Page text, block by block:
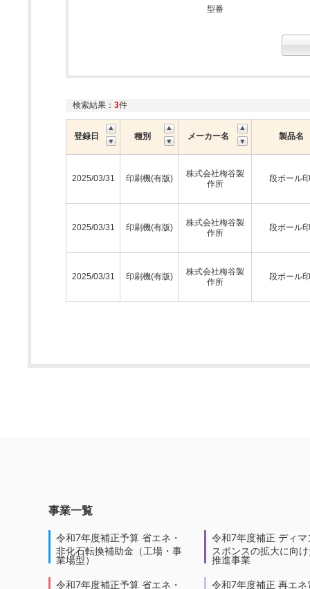
型番
検索結果： 3件
登録日 種別 メーカー名 製品名
2025/03/31 印刷機(有版)
株式会社梅谷製
作所
段ボール
2025/03/31 印刷機(有版)
株式会社梅谷製
作所
段ボール
2025/03/31 印刷機(有版)
株式会社梅谷製
作所
段ボール
事業一覧
令和7年度補正予算 省エネ・
非化石転換補助金（工場・事
業場型）
令和7年度補正予算 省エネ・
令和7年度補正 ディマ
スポンスの拡大に向
推進事業
令和7年度補正 再エネ